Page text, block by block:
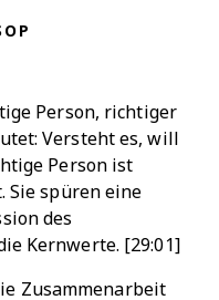
Person, richtiger
Versteht es, will
Person ist
Sie spüren eine
des
Kernwerte. [29:01]
Zusammenarbeit